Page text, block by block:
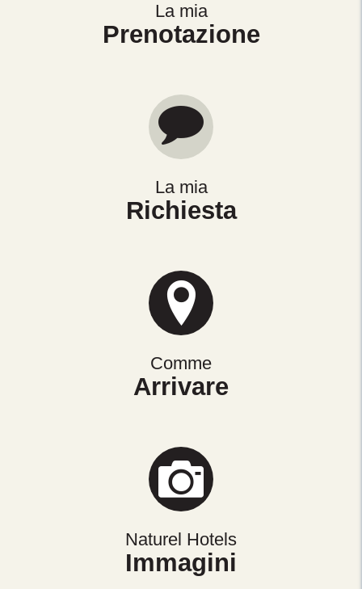
La mia
Prenotazione
La mia
Richiesta
Comme
Arrivare
Naturel Hotels
Immagini